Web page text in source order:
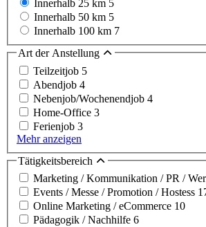
Innerhalb 25 km 5
Innerhalb 50 km 5
Innerhalb 100 km 7
Art der Anstellung
Teilzeitjob 5
Abendjob 4
Nebenjob/Wochenendjob 4
Home-Office 3
Ferienjob 3
Mehr anzeigen
Tätigkeitsbereich
Marketing / Kommunikation / PR /
Events / Messe / Promotion / Hostess
Online Marketing / eCommerce 10
Pädagogik / Nachhilfe 6